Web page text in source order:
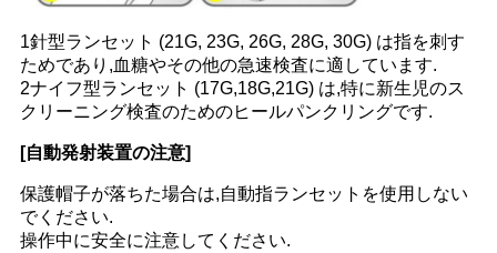
1針型ランセット (21G, 23G, 26G, 28G, 30G) は指を刺す
ためであり,血糖やその他の急速検査に適しています.
2ナイフ型ランセット (17G,18G,21G) は,特に新生児のス
クリーニング検査のためのヒールパンクリングです.
[自動発射装置の注意]
保護帽子が落ちた場合は,自動指ランセットを使用しない
でください.
操作中に安全に注意してください.